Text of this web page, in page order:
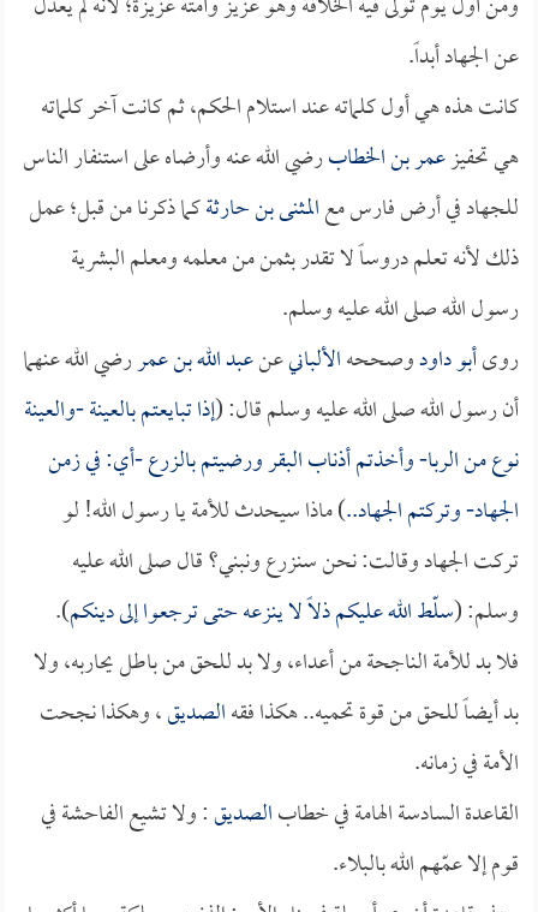
عن الجهاد أبداً.
كانت هذه هي أول كلماته عند استلام الحكم، ثم كانت آخر كلماته
هي تحفيزعمر بن الخطابرضي الله عنه وأرضاه على استنفار الناس
للجهاد في أرض فارس معالمثنى بن حارثةكما ذكرنا من قبل؛ عمل
ذلك لأنه تعلم دروساً لا تقدر بثمن من معلمه ومعلم البشرية
رسول الله صلى الله عليه وسلم.
روىأبو داودوصححهالألبانيعنعبد الله بن عمررضي الله عنهما
أن رسول الله صلى الله عليه وسلم قال: (إذا تبايعتم بالعينة -والعينة
نوع من الربا- وأخذتم أذناب البقر ورضيتم بالزرع -أي: في زمن
الجهاد- وتركتم الجهاد..) ماذا سيحدث للأمة يا رسول الله! لو
تركت الجهاد وقالت: نحن سنزرع ونبني؟ قال صلى الله عليه
وسلم: (سلّط الله عليكم ذلاً لا ينزعه حتى ترجعوا إلى دينكم).
فلا بد للأمة الناجحة من أعداء، ولا بد للحق من باطل يحاربه، ولا
بد أيضاً للحق من قوة تحميه.. هكذا فقهالصديق، وهكذا نجحت
الأمة في زمانه.
القاعدة السادسة الهامة في خطابالصديق: ولا تشيع الفاحشة في
قوم إلا عمّهم الله بالبلاء.